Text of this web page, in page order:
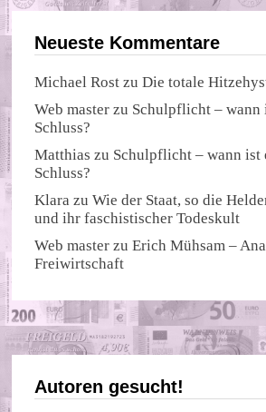
Neueste Kommentare
Michael Rost zuDie totale
Web master zu Schulpflicht – wann
Schluss?
Matthias zu Schulpflicht – wann ist
Schluss?
Klara zuWie der Staat, so die
und ihr faschistischer Todeskult
Web master zuErich Mühsam –
Freiwirtschaft
Autoren gesucht!